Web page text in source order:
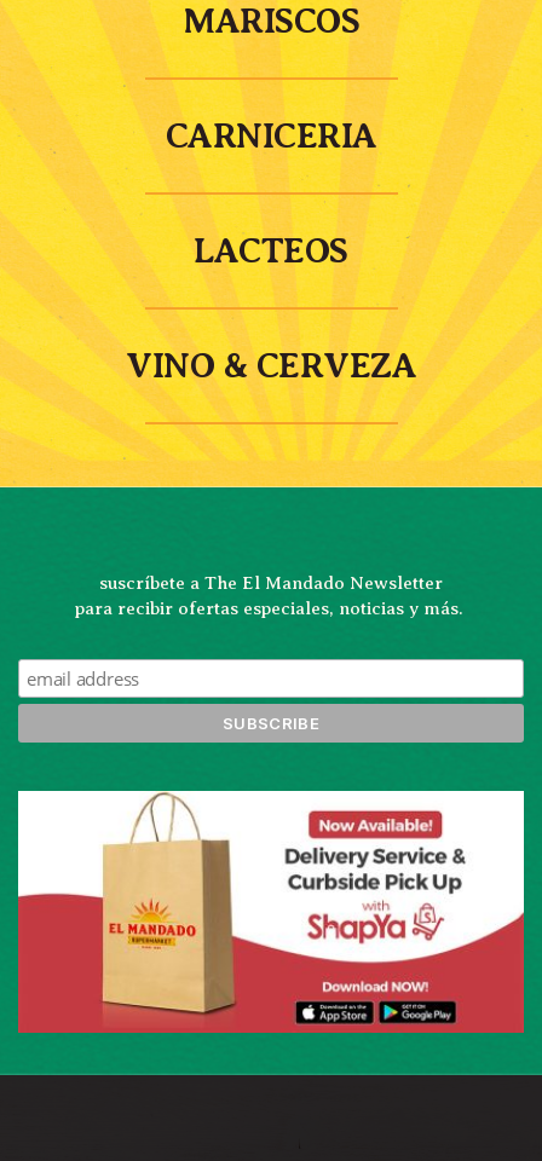
MARISCOS
CARNICERIA
LACTEOS
VINO & CERVEZA
suscríbete a The El Mandado Newsletter
para recibir ofertas especiales, noticias y más.